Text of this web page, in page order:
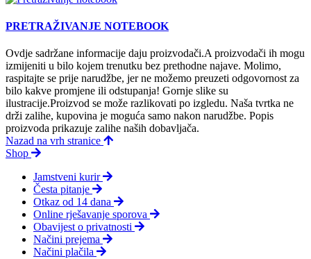
PRETRAŽIVANJE NOTEBOOK
Ovdje sadržane informacije daju proizvodači.A proizvodači ih mogu
izmijeniti u bilo kojem trenutku bez prethodne najave. Molimo,
raspitajte se prije narudžbe, jer ne možemo preuzeti odgovornost za
bilo kakve promjene ili odstupanja! Gornje slike su
ilustracije.Proizvod se može razlikovati po izgledu. Naša tvrtka ne
drži zalihe, kupovina je moguća samo nakon narudžbe. Popis
proizvoda prikazuje zalihe naših dobavljača.
Nazad na vrh stranice
Shop
Jamstveni kurir
Česta pitanje
Otkaz od 14 dana
Online rješavanje sporova
Obavijest o privatnosti
Načini prejema
Načini plačila